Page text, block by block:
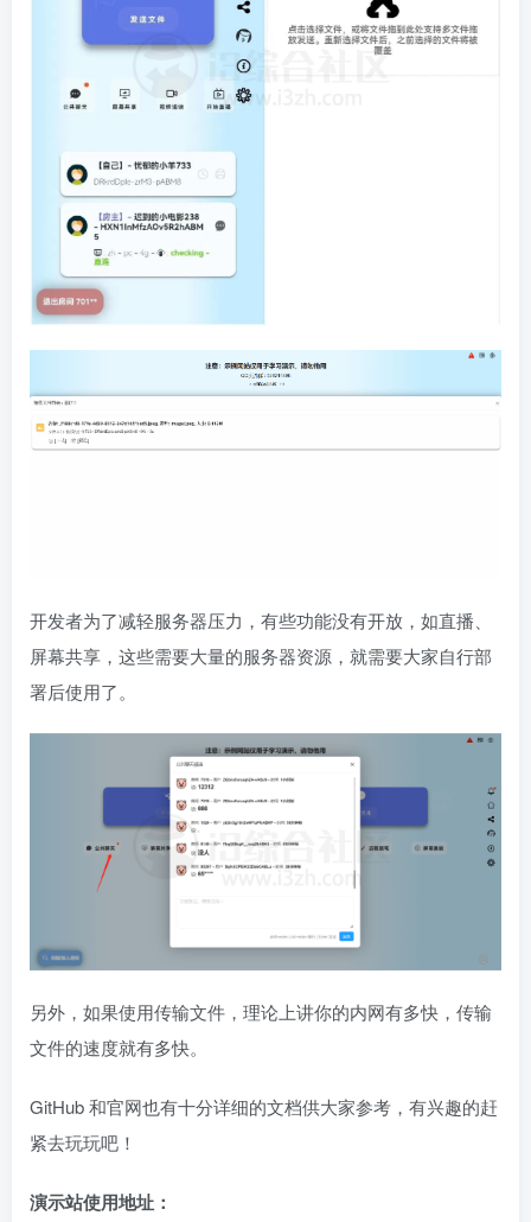
开发者为了减轻服务器压力，有些功能没有开放，如直播、
屏幕共享，这些需要大量的服务器资源，就需要大家自行部
署后使用了。
另外，如果使用传输文件，理论上讲你的内网有多快，传输
文件的速度就有多快。
GitHub 和官网也有十分详细的文档供大家参考，有兴趣的赶
紧去玩玩吧！
演示站使用地址：